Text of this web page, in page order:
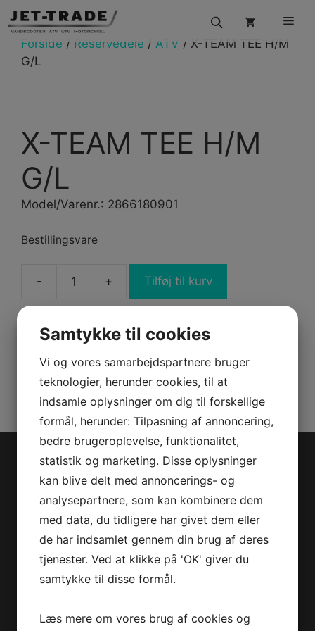
Hop
til
indholdForside / Reservedele / ATV / X-TEAM TEE H/M
G/L
X-TEAM TEE H/M
G/L
Model/Varenr.: 2866180901
Bestillingsvare
-
TEAM
TEE
H/M
G/L
antal
+ Tilføj til kurv
Kategorier:ATV,Reservedele
Jet-Trade Powersport
Jegstrupvej 280
8361 Hasselager
Telefon:+45 70 200 600
E-mail:info@jettrade.dk
CVR-nummer: 27233678
Produkter
Samtykke til cookies
Vi og vores samarbejdspartnere bruger
teknologier, herunder cookies, til at
indsamle oplysninger om dig til forskellige
formål, herunder: Tilpasning af annoncering,
bedre brugeroplevelse, funktionalitet,
statistik og marketing. Disse oplysninger
kan blive delt med annoncerings- og
analysepartnere, som kan kombinere dem
med data, du tidligere har givet dem eller
de har indsamlet gennem din brug af deres
tjenester. Ved at klikke på 'OK' giver du
samtykke til disse formål.
Læs mere om vores brug af cookies og